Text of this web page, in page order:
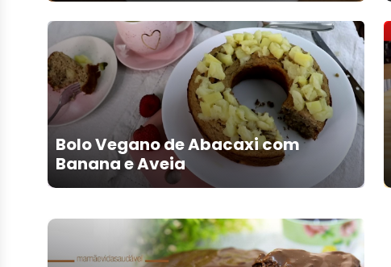
Bolo Vegano de Abacaxi com
Banana e Aveia